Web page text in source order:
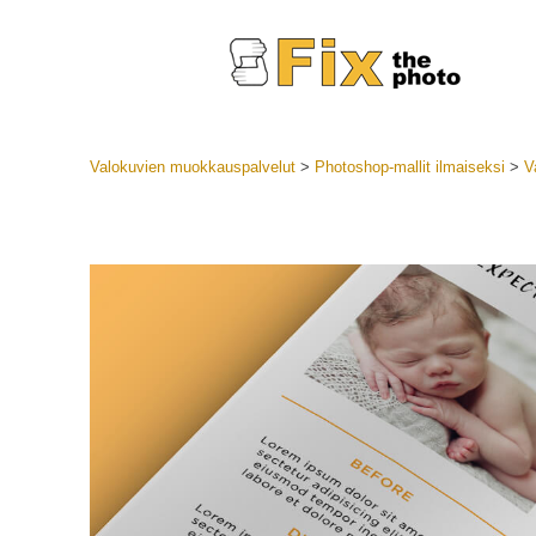
Parhaan
Valokuvien muokkauspalvelut> Photoshop-mallit ilmaiseksi >